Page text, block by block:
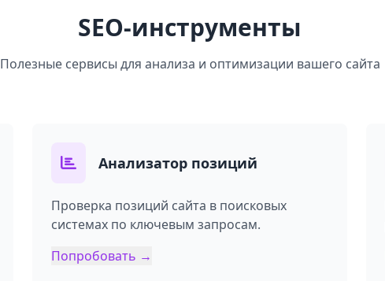
SEO-инструменты
Полезные сервисы для анализа и оптимизации вашего сайта
Анализатор позиций
Проверка позиций сайта в поисковых
системах по ключевым запросам.
Попробовать →